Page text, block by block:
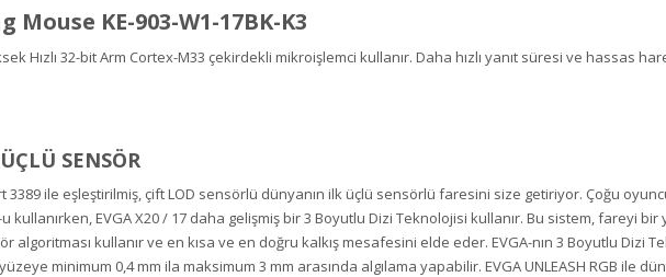
Mouse KE-903-W1-17BK-K3
Hızlı 32-bit Arm Cortex-M33 çekirdekli mikroişlemci kullanır. Daha hızlı yanıt süresi ve hassas
SENSÖR
3389 ile eşleştirilmiş, çift LOD sensörlü dünyanın ilk üçlü sensörlü faresini size getiriyor. Çoğu
EVGA X20 / 17 daha gelişmiş bir 3 Boyutlu Dizi Teknolojisi kullanır. Bu sistem, fareyi bir
kullanır ve en kısa ve en doğru kalkış mesafesini elde eder. EVGA-nın 3 Boyutlu Dizi
minimum 0,4 mm ila maksimum 3 mm arasında algılama yapabilir. EVGA UNLEASH RGB ile